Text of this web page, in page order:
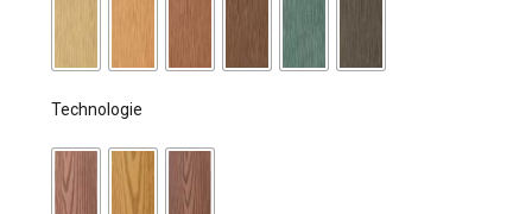
Technologie